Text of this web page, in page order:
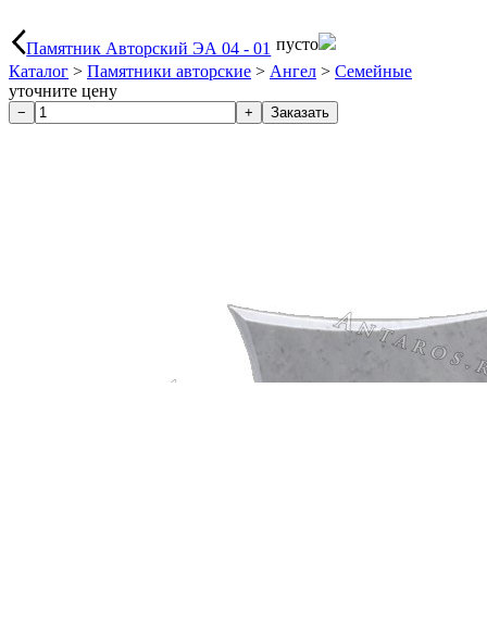
Памятник Авторский ЭА 04 - 01 пусто
Каталог > Памятники авторские > Ангел > Семейные
уточните цену